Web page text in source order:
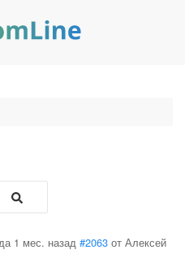
1 мес. назад #2063 отАлексей